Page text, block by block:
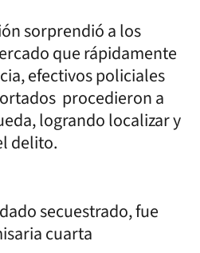
sorprendió a los
que rápidamente
efectivos policiales
procedieron a
logrando localizar y
delito.
secuestrado, fue
cuarta